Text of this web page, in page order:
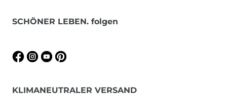
SCHÖNER LEBEN. folgen
KLIMANEUTRALER VERSAND